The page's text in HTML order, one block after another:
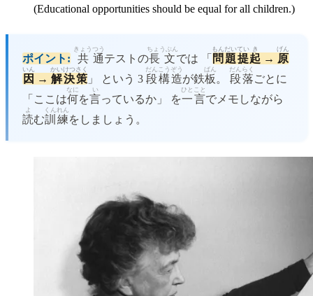
(Educational opportunities should be equal for all children.)
ポイント: 共
きょう
通
つう
テストの長文
ちょうぶん
では 「 問題
もんだい
提
てい
起
き
→ 原
げん
因
いん
→ 解
かい
決
けつ
策
さく
」 という 3 段
だん
構造
こうぞう
が鉄板
ばん
。 段
だん
落
らく
ごとに
「ここは何
なに
を言
い
っているか」 を一
ひと
言
こと
でメモしながら
読
よ
む訓
くん
練
れん
をしましょう。